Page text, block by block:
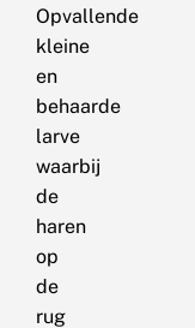
Opvallende
kleine
en
behaarde
larve
waarbij
de
haren
op
de
rug